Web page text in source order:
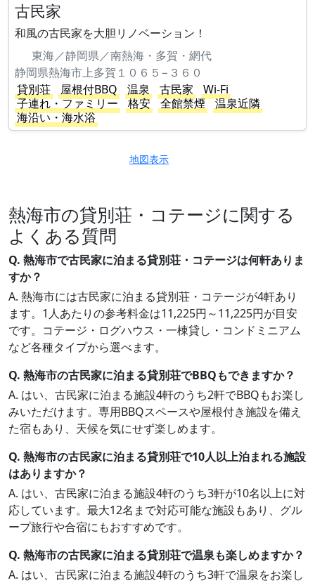
古民家
和風の古民家を大胆リノベーション！
東海／静岡県／南熱海・多賀・網代
静岡県熱海市上多賀１０６５−３６０
貸別荘
屋根付BBQ 温泉 古民家
Wi-Fi
子連れ・ファミリー
格安 全館禁煙
温泉近隣
海沿い・海水浴
地図表示
熱海市の貸別荘・コテージに関する
よくある質問
Q. 熱海市で古民家に泊まる貸別荘・コテージは何軒ありま
すか？
A. 熱海市には古民家に泊まる貸別荘・コテージが4軒あり
ます。1人あたりの参考料金は11,225円～11,225円が目安
です。コテージ・ログハウス・一棟貸し・コンドミニアム
など各種タイプから選べます。
Q. 熱海市の古民家に泊まる貸別荘でBBQもできますか？
A. はい、古民家に泊まる施設4軒のうち2軒でBBQもお楽し
みいただけます。専用BBQスペースや屋根付き施設を備え
た宿もあり、天候を気にせず楽しめます。
Q. 熱海市の古民家に泊まる貸別荘で10人以上泊まれる施設
はありますか？
A. はい、古民家に泊まる施設4軒のうち3軒が10名以上に対
応しています。最大12名まで対応可能な施設もあり、グル
ープ旅行や合宿にもおすすめです。
Q. 熱海市の古民家に泊まる貸別荘で温泉も楽しめますか？
A. はい、古民家に泊まる施設4軒のうち3軒で温泉をお楽し